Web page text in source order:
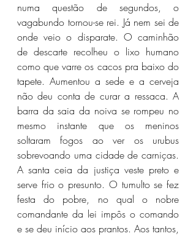
numa questão de segundos, o
vagabundo tornou-se rei. Já nem sei de
onde veio o disparate. O caminhão
de descarte recolheu o lixo humano
como que varre os cacos pra baixo do
tapete. Aumentou a sede e a cerveja
não deu conta de curar a ressaca. A
barra da saia da noiva se rompeu no
mesmo instante que os meninos
soltaram fogos ao ver os urubus
sobrevoando uma cidade de carniças.
A santa ceia da justiça veste preto e
serve frio o presunto. O tumulto se fez
festa do pobre, no qual o nobre
comandante da lei impôs o comando
e se deu início aos prantos. Aos tantos,